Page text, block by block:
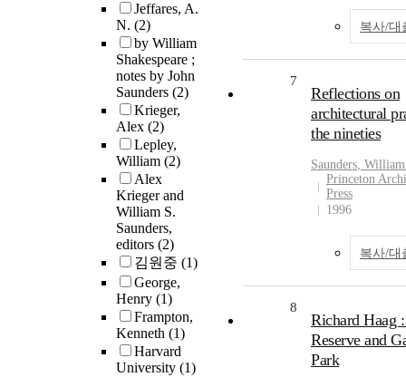
Jeffares, A.
N. (2)
by William
Shakespeare ;
notes by John
Saunders (2)
Krieger,
Alex (2)
Lepley,
William (2)
Alex
Krieger and
William S.
Saunders,
editors (2)
김원중 (1)
George,
Henry (1)
Frampton,
Kenneth (1)
Harvard
University (1)
복사/대
7
Reflections on
architectural
the nineties
Saunders, William
Princeton
Press
1996
복사/대
8
Richard Haag
Reserve and
Park